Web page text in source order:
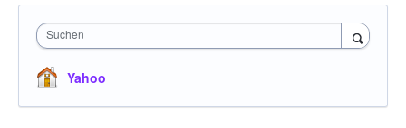
Suchen
Yahoo